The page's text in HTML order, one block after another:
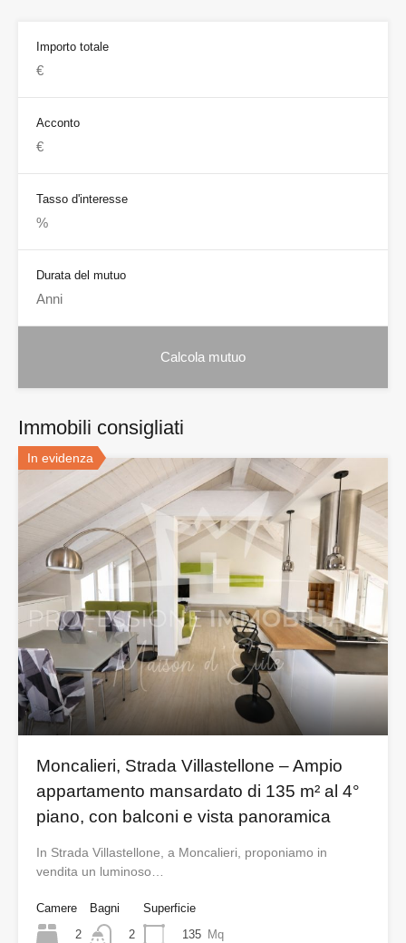
Importo totale
Acconto
Tasso d'interesse
Durata del mutuo
Immobili consigliati
In evidenza
Moncalieri, Strada Villastellone – Ampio
appartamento mansardato di 135 m² al 4°
piano, con balconi e vista panoramica
In Strada Villastellone, a Moncalieri, proponiamo in
vendita un luminoso…
Camere
2
Bagni
2
Superficie
135 Mq